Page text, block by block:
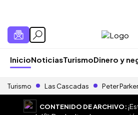
InicioNoticiasTurismoDinero y
Turismo Las Cascadas Peter
CONTENIDO DE ARCHIVO: